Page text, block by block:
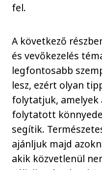
fel.
A következő
és vevőkezelés
legfontosabb
lesz, ezért olyan
folytatjuk, amelyek
folytatott
segítik.
ajánljuk majd
akik közvetlenül